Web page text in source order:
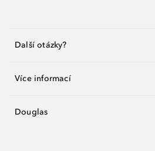
Další otázky?
Více informací
Douglas